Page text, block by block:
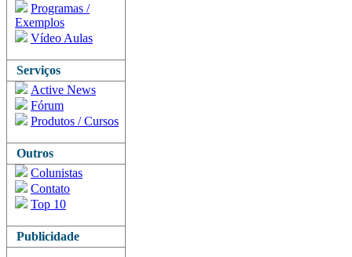
Programas /
Exemplos
Vídeo Aulas
Serviços
Active News
Fórum
Produtos / Cursos
Outros
Colunistas
Contato
Top 10
Publicidade